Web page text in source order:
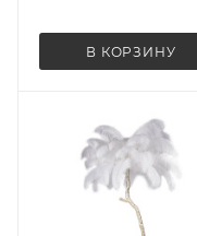
В КОРЗИНУ